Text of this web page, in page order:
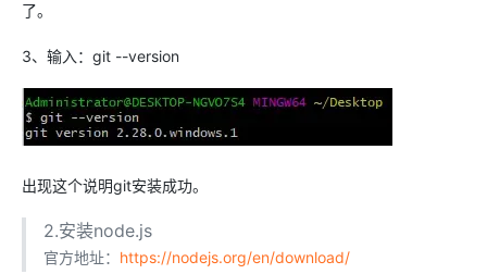
了。
3、输入：git --version
出现这个说明git安装成功。
2.安装node.js
官方地址： https://nodejs.org/en/download/